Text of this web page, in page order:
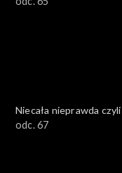
Niecała nieprawda czyli
w DTV
odc. 67